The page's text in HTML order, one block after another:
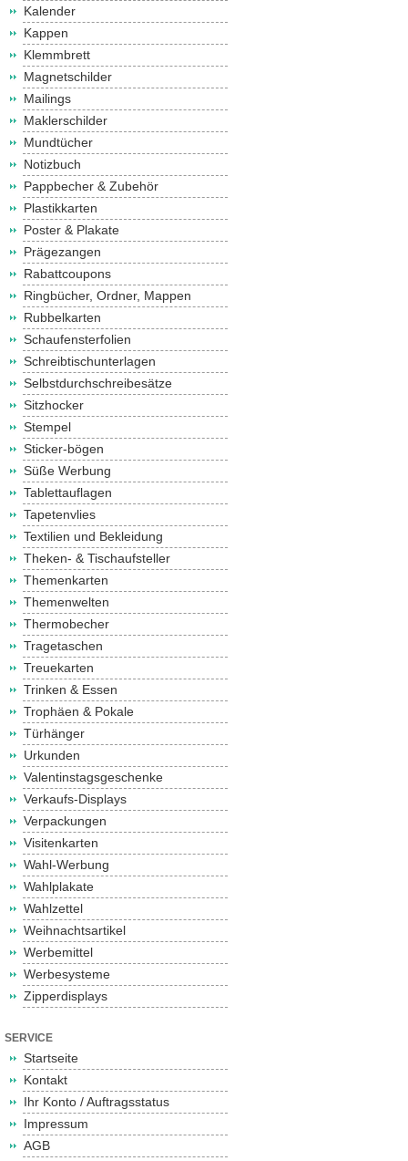
Kalender
Kappen
Klemmbrett
Magnetschilder
Mailings
Maklerschilder
Mundtücher
Notizbuch
Pappbecher & Zubehör
Plastikkarten
Poster & Plakate
Prägezangen
Rabattcoupons
Ringbücher, Ordner, Mappen
Rubbelkarten
Schaufensterfolien
Schreibtischunterlagen
Selbstdurchschreibesätze
Sitzhocker
Stempel
Sticker-bögen
Süße Werbung
Tablettauflagen
Tapetenvlies
Textilien und Bekleidung
Theken- & Tischaufsteller
Themenkarten
Themenwelten
Thermobecher
Tragetaschen
Treuekarten
Trinken & Essen
Trophäen & Pokale
Türhänger
Urkunden
Valentinstagsgeschenke
Verkaufs-Displays
Verpackungen
Visitenkarten
Wahl-Werbung
Wahlplakate
Wahlzettel
Weihnachtsartikel
Werbemittel
Werbesysteme
Zipperdisplays
SERVICE
Startseite
Kontakt
Ihr Konto / Auftragsstatus
Impressum
AGB